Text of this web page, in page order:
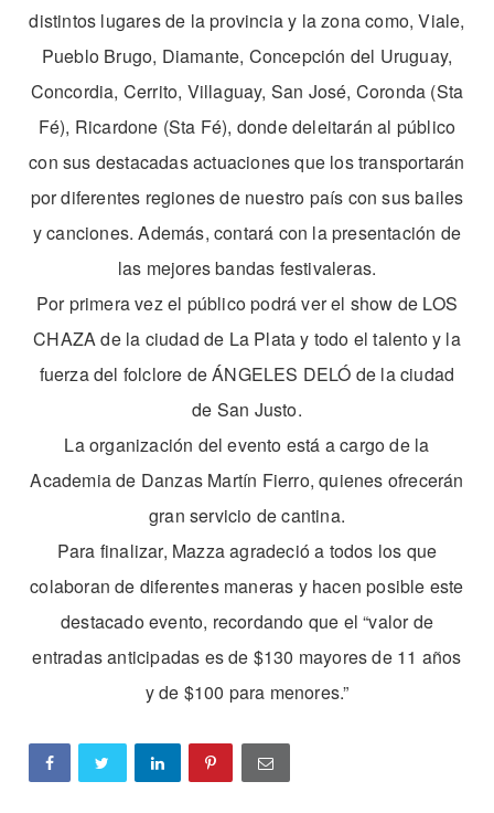
distintos lugares de la provincia y la zona como, Viale,
Pueblo Brugo, Diamante, Concepción del Uruguay,
Concordia, Cerrito, Villaguay, San José, Coronda (Sta
Fé), Ricardone (Sta Fé), donde deleitarán al público
con sus destacadas actuaciones que los transportarán
por diferentes regiones de nuestro país con sus bailes
y canciones. Además, contará con la presentación de
las mejores bandas festivaleras.
Por primera vez el público podrá ver el show de LOS
CHAZA de la ciudad de La Plata y todo el talento y la
fuerza del folclore de ÁNGELES DELÓ de la ciudad
de San Justo.
La organización del evento está a cargo de la
Academia de Danzas Martín Fierro, quienes ofrecerán
gran servicio de cantina.
Para finalizar, Mazza agradeció a todos los que
colaboran de diferentes maneras y hacen posible este
destacado evento, recordando que el “valor de
entradas anticipadas es de $130 mayores de 11 años
y de $100 para menores.”